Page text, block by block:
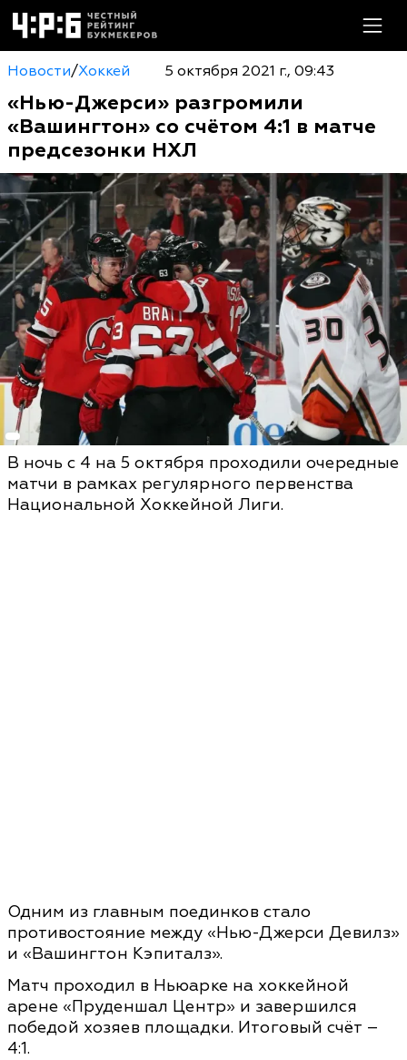
Новости/Хоккей 5 октября 2021 г., 09:43
«Нью-Джерси» разгромили
«Вашингтон» со счётом 4:1 в матче
предсезонки НХЛ
В ночь с 4 на 5 октября проходили очередные
матчи в рамках регулярного первенства
Национальной Хоккейной Лиги.
Одним из главным поединков стало
противостояние между «Нью-Джерси Девилз»
и «Вашингтон Кэпиталз».
Матч проходил в Ньюарке на хоккейной
арене «Пруденшал Центр» и завершился
победой хозяев площадки. Итоговый счёт –
4:1.